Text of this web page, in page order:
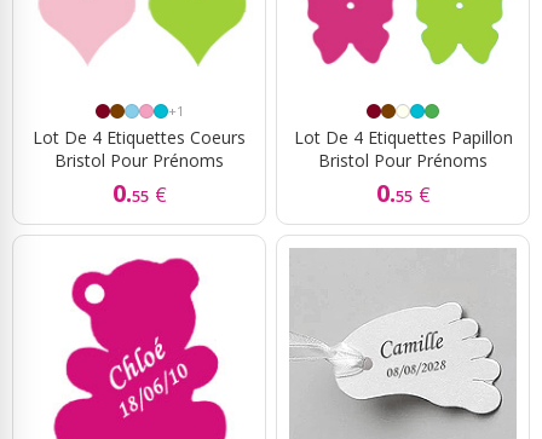
+1
Lot De 4 Etiquettes Coeurs
Bristol Pour Prénoms
0.55 €
Lot De 4 Etiquettes Papillon
Bristol Pour Prénoms
0.55 €